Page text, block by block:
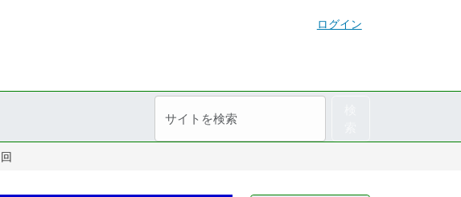
ログイン
イ
ト
細
検